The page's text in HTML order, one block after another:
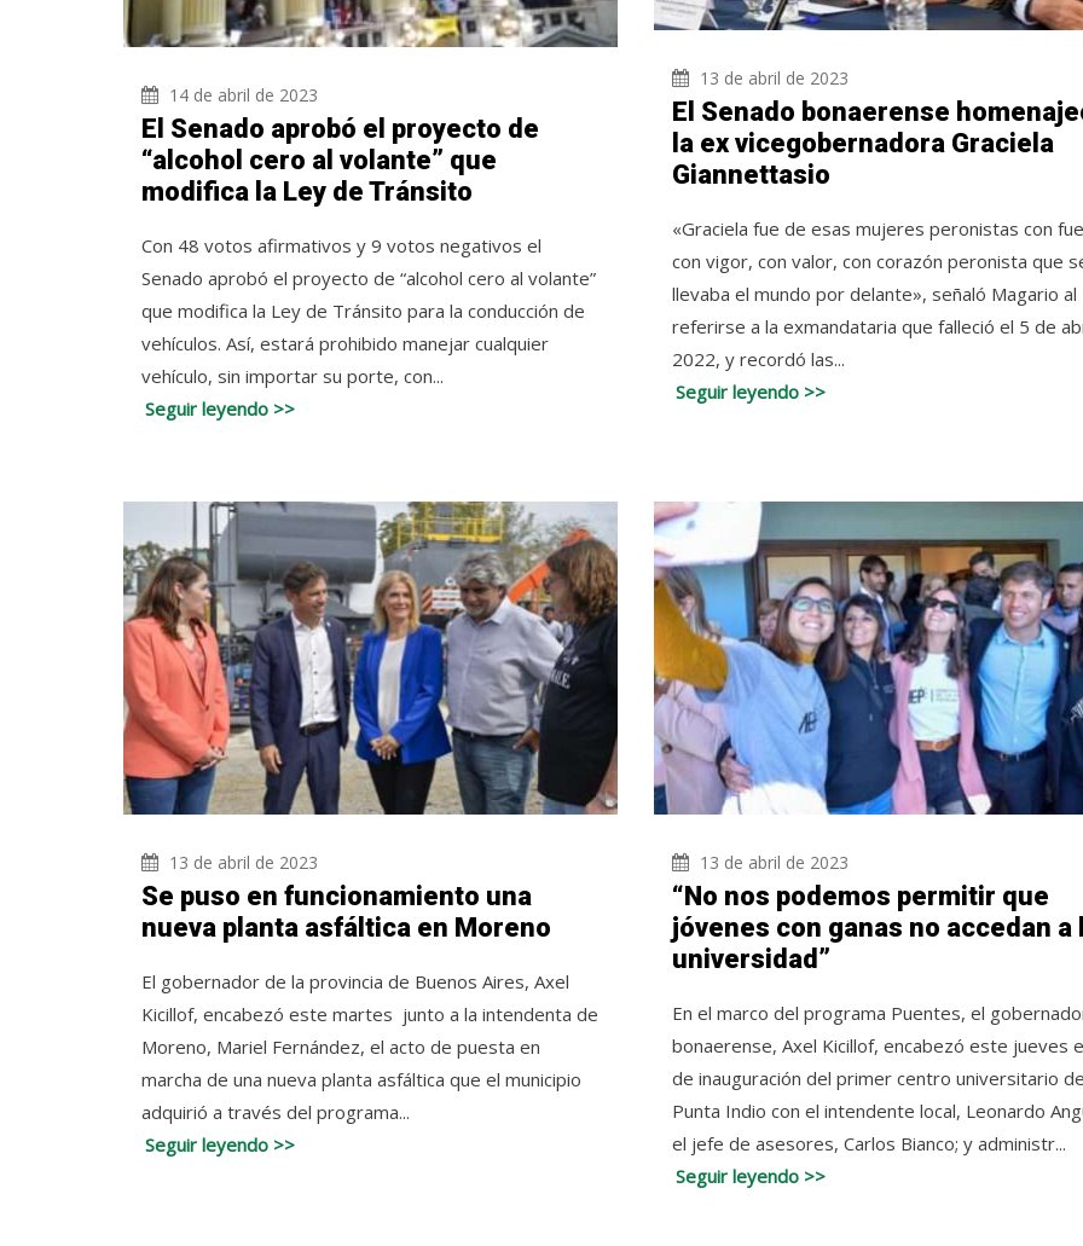
14 de abril de 2023
El Senado aprobó el proyecto de
“alcohol cero al volante” que
modifica la Ley de Tránsito
Con 48 votos afirmativos y 9 votos negativos el
Senado aprobó el proyecto de “alcohol cero al volante”
que modifica la Ley de Tránsito para la conducción de
vehículos. Así, estará prohibido manejar cualquier
vehículo, sin importar su porte, con...
Seguir leyendo >>
13 de abril de 2023
El Senado bonaerense
la ex vicegobernadora Graciela
Giannettasio
«Graciela fue de esas mujeres peronistas con
con vigor, con valor, con corazón peronista que
llevaba el mundo por delante», señaló Magario al
referirse a la exmandataria que falleció el 5 de
2022, y recordó las...
Seguir leyendo >>
13 de abril de 2023
Se puso en funcionamiento una
nueva planta asfáltica en Moreno
El gobernador de la provincia de Buenos Aires, Axel
Kicillof, encabezó este martes junto a la intendenta de
Moreno, Mariel Fernández, el acto de puesta en
marcha de una nueva planta asfáltica que el municipio
adquirió a través del programa...
Seguir leyendo >>
13 de abril de 2023
“No nos podemos permitir que
jóvenes con ganas no accedan a
universidad”
En el marco del programa Puentes, el
bonaerense, Axel Kicillof, encabezó este jueves
de inauguración del primer centro universitario
Punta Indio con el intendente local, Leonardo
el jefe de asesores, Carlos Bianco; y administr...
Seguir leyendo >>